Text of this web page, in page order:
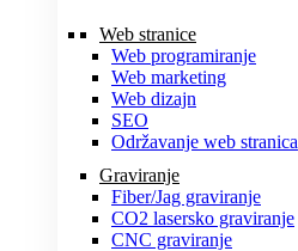
Web stranice
Web programiranje
Web marketing
Web dizajn
SEO
Održavanje web stranica
Graviranje
Fiber/Jag graviranje
CO2 lasersko graviranje
CNC graviranje